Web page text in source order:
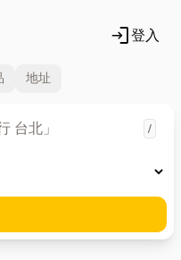
login登入
地址
/